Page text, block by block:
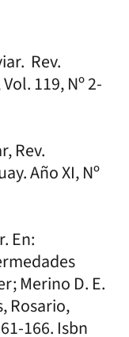
Rev.
119, Nº 2-
Rev.
Año XI, Nº
En:
Merino D. E.
Rosario,
166. Isbn